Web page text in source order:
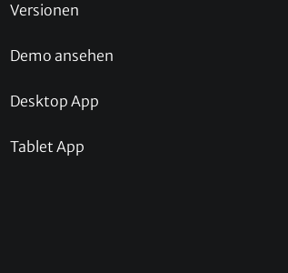
Versionen
Demo ansehen
Desktop App
Tablet App